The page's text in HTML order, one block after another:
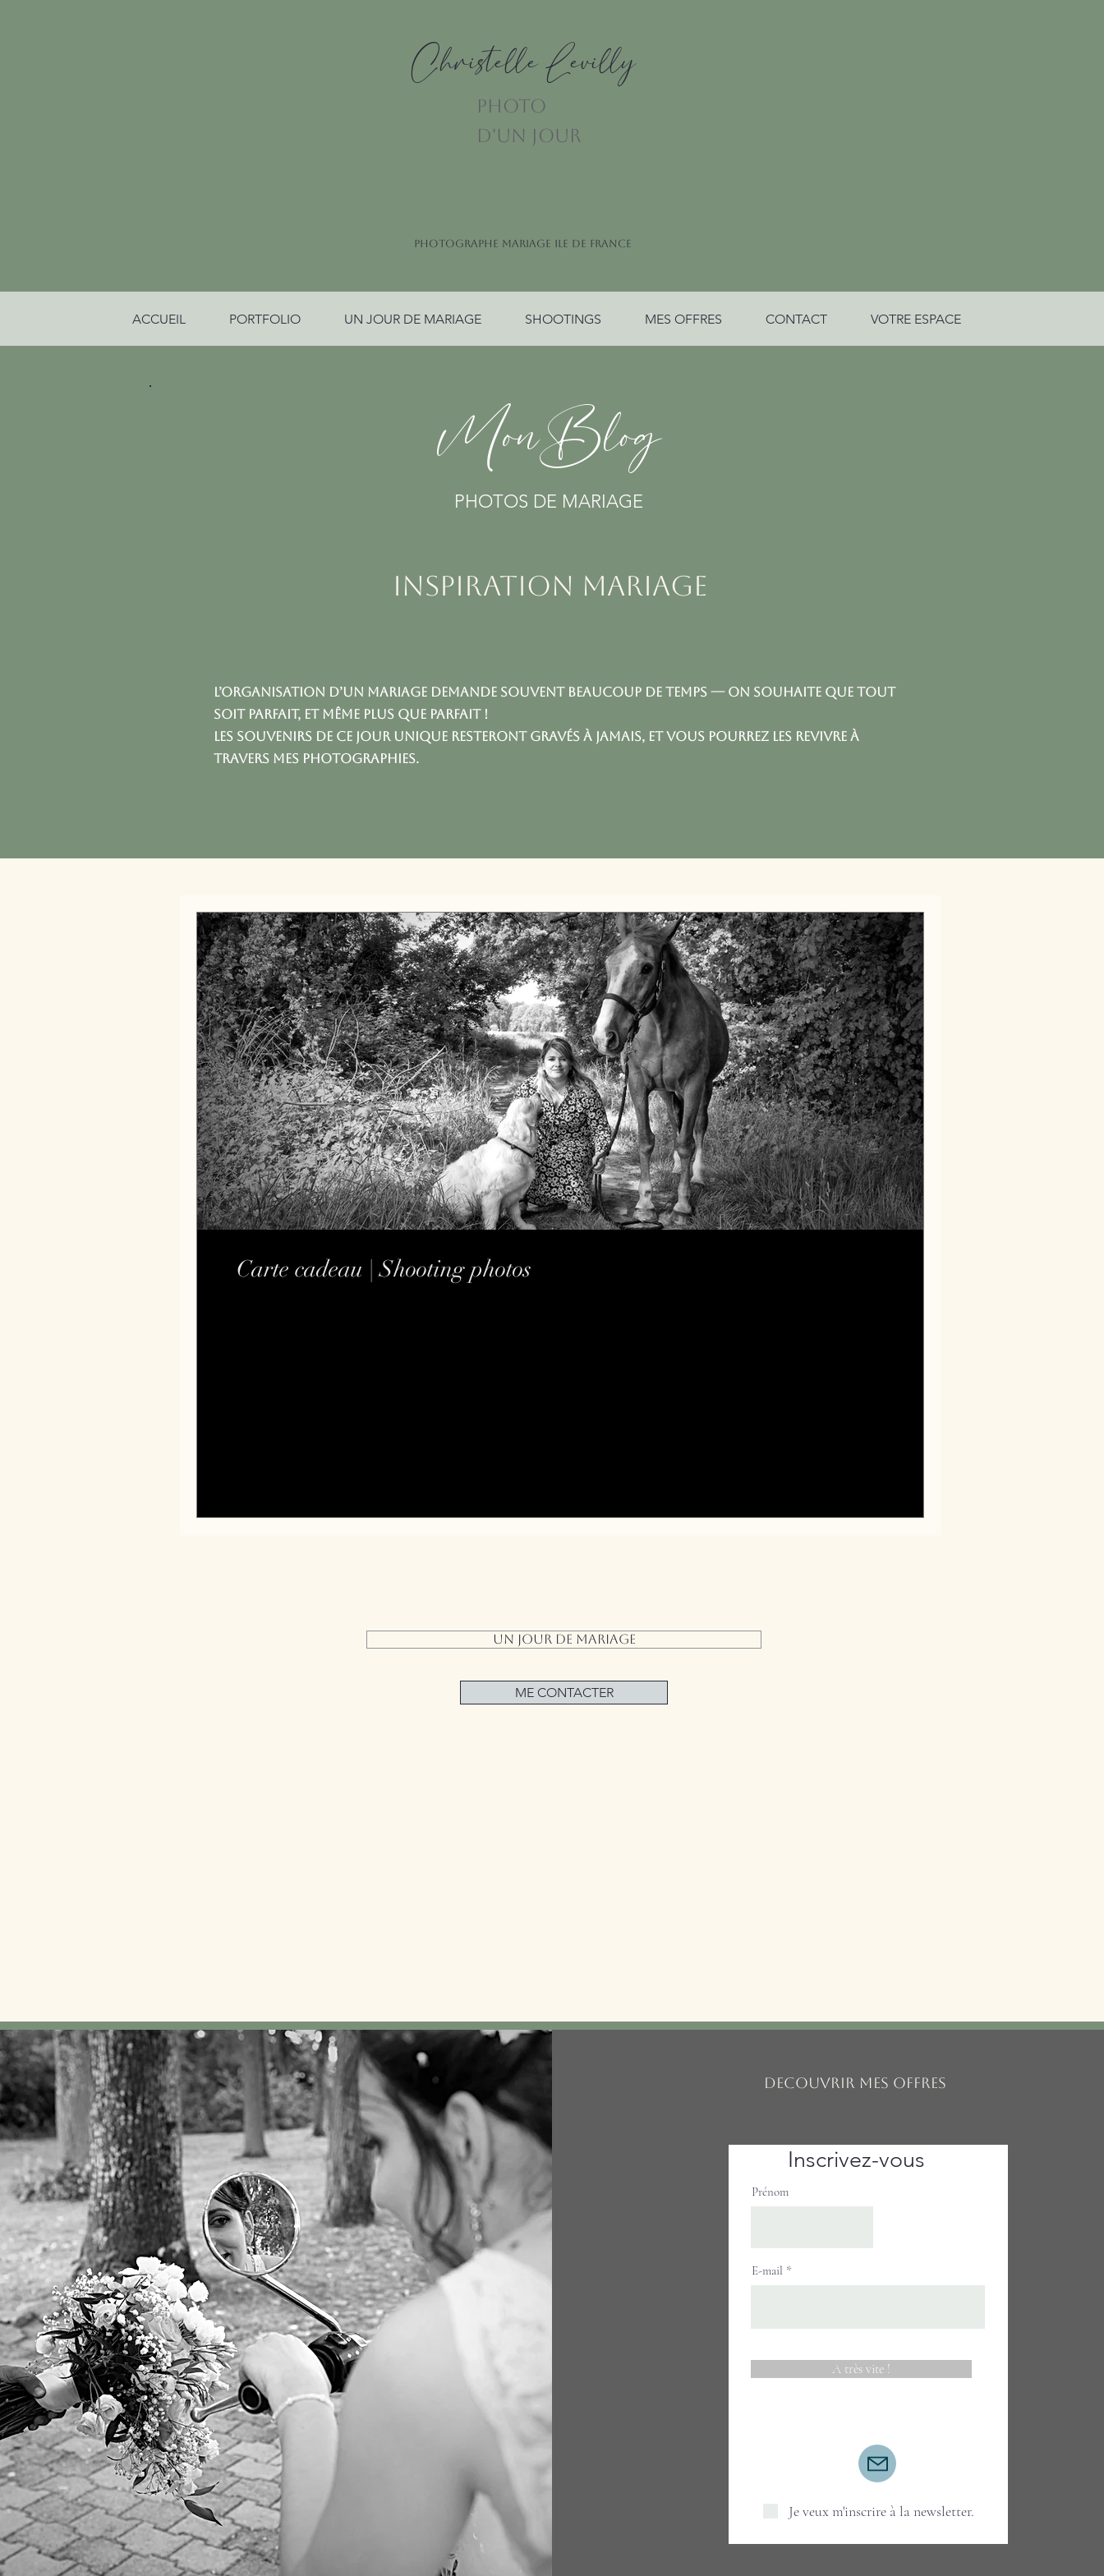
Christelle Levilly
PHOTO
D'UN JOUR
PHOTOGRAPHE MARIAGE ILE DE FRANCE
ACCUEIL PORTFOLIO UN JOUR DE MARIAGE SHOOTINGS MES OFFRES CONTACT VOTRE ESPACE
MonBlog
PHOTOS DE MARIAGE
Inspiration mariage
L’organisation d’un mariage demande souvent beaucoup de temps — on souhaite que tout
soit parfait, et même plus que parfait !
Les souvenirs de ce jour unique resteront gravés à jamais, et vous pourrez les revivre à
travers mes photographies.
Carte cadeau | Shooting photos
Un jour de mariage
ME CONTACTER
DECOUVRIR MES OFFRES
Inscrivez-vous
Prénom
E-mail
A très vite !
Je veux m'inscrire à la newsletter.